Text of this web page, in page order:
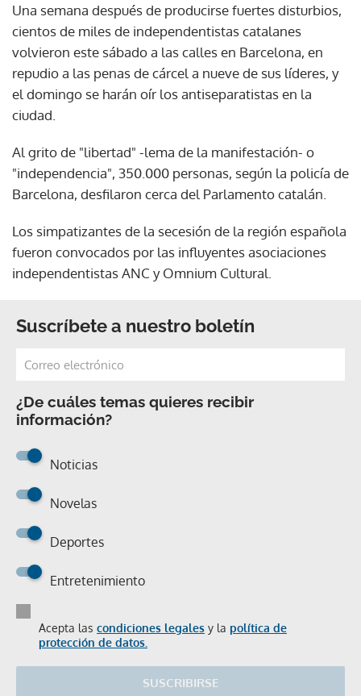
Una semana después de producirse fuertes disturbios,
cientos de miles de independentistas catalanes
volvieron este sábado a las calles en Barcelona, en
repudio a las penas de cárcel a nueve de sus líderes, y
el domingo se harán oír los antiseparatistas en la
ciudad.
Al grito de "libertad" -lema de la manifestación- o
"independencia", 350.000 personas, según la policía de
Barcelona, desfilaron cerca del Parlamento catalán.
Los simpatizantes de la secesión de la región española
fueron convocados por las influyentes asociaciones
independentistas ANC y Omnium Cultural.
Suscríbete a nuestro boletín
¿De cuáles temas quieres recibir
información?
Noticias
Novelas
Deportes
Entretenimiento
Acepta las condiciones legales y la política de
protección de datos.
SUSCRIBIRSE